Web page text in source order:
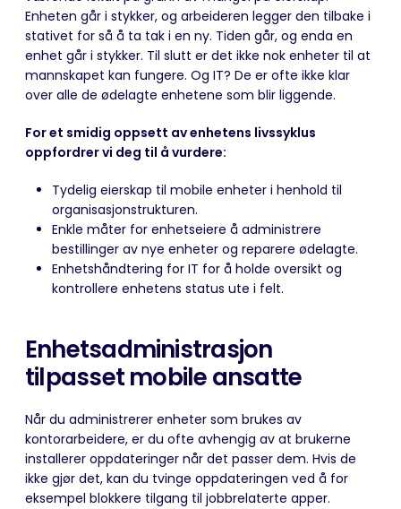
Enheten går i stykker, og arbeideren legger den tilbake i
stativet for så å ta tak i en ny. Tiden går, og enda en
enhet går i stykker. Til slutt er det ikke nok enheter til at
mannskapet kan fungere. Og IT? De er ofte ikke klar
over alle de ødelagte enhetene som blir liggende.
For et smidig oppsett av enhetens livssyklus
oppfordrer vi deg til å vurdere:
Tydelig eierskap til mobile enheter i henhold til
organisasjonstrukturen.
Enkle måter for enhetseiere å administrere
bestillinger av nye enheter og reparere ødelagte.
Enhetshåndtering for IT for å holde oversikt og
kontrollere enhetens status ute i felt.
Enhetsadministrasjon
tilpasset mobile ansatte
Når du administrerer enheter som brukes av
kontorarbeidere, er du ofte avhengig av at brukerne
installerer oppdateringer når det passer dem. Hvis de
ikke gjør det, kan du tvinge oppdateringen ved å for
eksempel blokkere tilgang til jobbrelaterte apper.